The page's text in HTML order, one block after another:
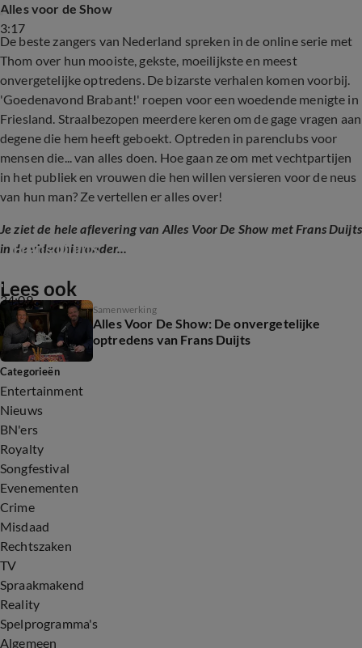
3:17
Alles voor de Show
De beste zangers van Nederland spreken in de online serie met
Thom over hun mooiste, gekste, moeilijkste en meest
onvergetelijke optredens. De bizarste verhalen komen voorbij.
'Goedenavond Brabant!' roepen voor een woedende menigte in
Friesland. Straalbezopen meerdere keren om de gage vragen aan
degene die hem heeft geboekt. Optreden in parenclubs voor
mensen die... van alles doen. Hoe gaan ze om met vechtpartijen
in het publiek en vrouwen die hen willen versieren voor de neus
van hun man? Ze vertellen er alles over!
Je ziet de hele aflevering van Alles Voor De Show met Frans Duijts
in de video hieronder...
34:09
Frans Duijts
Lees ook
Samenwerking
Alles Voor De Show: De onvergetelijke
optredens van Frans Duijts
Categorieën
Entertainment
Nieuws
BN'ers
Royalty
Songfestival
Evenementen
Crime
Misdaad
Rechtszaken
TV
Spraakmakend
Reality
Spelprogramma's
Algemeen